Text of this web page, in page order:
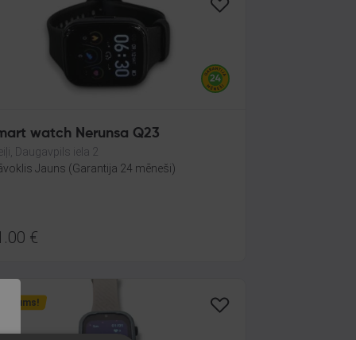
watch Nerunsa Q23
Daugavpils iela 2
Jauns (Garantija 24 mēneši)
€
Jaunums!